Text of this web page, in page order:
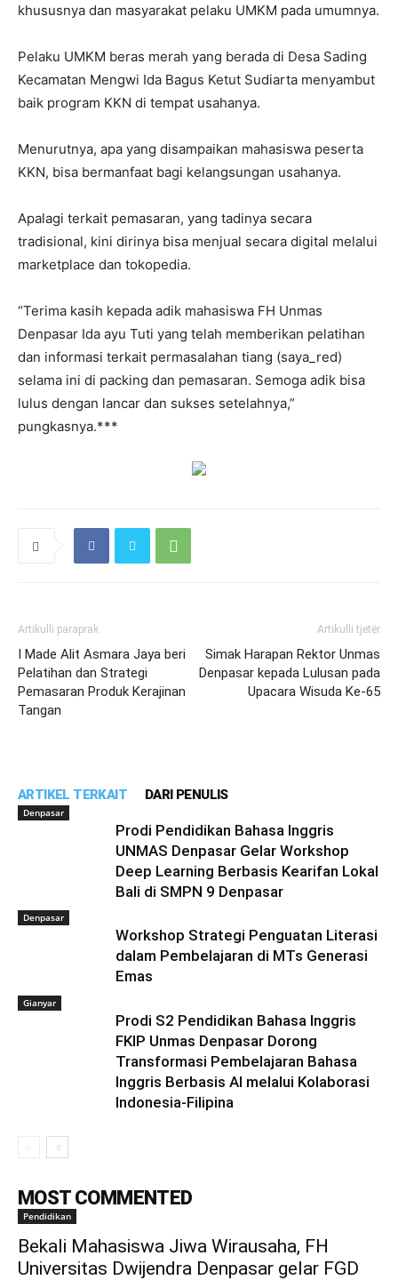
khususnya dan masyarakat pelaku UMKM pada umumnya.
Pelaku UMKM beras merah yang berada di Desa Sading
Kecamatan Mengwi Ida Bagus Ketut Sudiarta menyambut
baik program KKN di tempat usahanya.
Menurutnya, apa yang disampaikan mahasiswa peserta
KKN, bisa bermanfaat bagi kelangsungan usahanya.
Apalagi terkait pemasaran, yang tadinya secara
tradisional, kini dirinya bisa menjual secara digital melalui
marketplace dan tokopedia.
“Terima kasih kepada adik mahasiswa FH Unmas
Denpasar Ida ayu Tuti yang telah memberikan pelatihan
dan informasi terkait permasalahan tiang (saya_red)
selama ini di packing dan pemasaran. Semoga adik bisa
lulus dengan lancar dan sukses setelahnya,”
pungkasnya.***
Artikulli paraprak
I Made Alit Asmara Jaya beri
Pelatihan dan Strategi
Pemasaran Produk Kerajinan
Tangan
Artikulli tjetër
Simak Harapan Rektor Unmas
Denpasar kepada Lulusan pada
Upacara Wisuda Ke-65
ARTIKEL TERKAIT DARI PENULIS
Denpasar
Prodi Pendidikan Bahasa Inggris
UNMAS Denpasar Gelar Workshop
Deep Learning Berbasis Kearifan Lokal
Bali di SMPN 9 Denpasar
Denpasar
Workshop Strategi Penguatan Literasi
dalam Pembelajaran di MTs Generasi
Emas
Gianyar
Prodi S2 Pendidikan Bahasa Inggris
FKIP Unmas Denpasar Dorong
Transformasi Pembelajaran Bahasa
Inggris Berbasis AI melalui Kolaborasi
Indonesia-Filipina
MOST COMMENTED
Pendidikan
Bekali Mahasiswa Jiwa Wirausaha, FH
Universitas Dwijendra Denpasar gelar FGD